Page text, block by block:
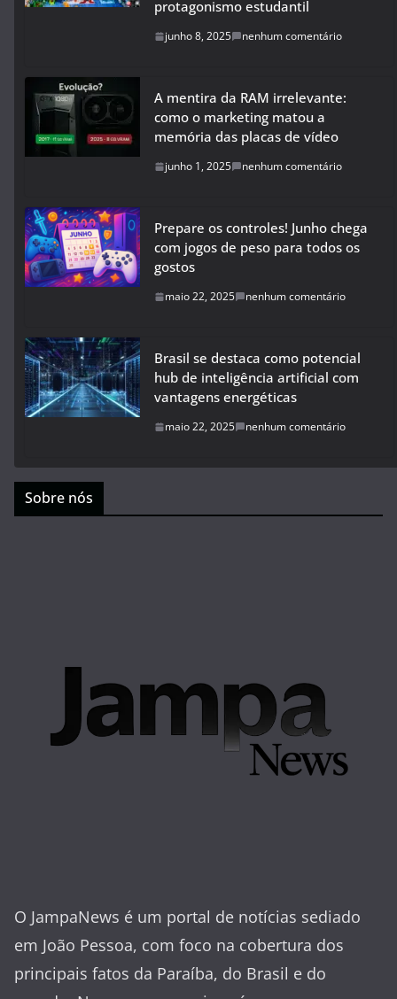
protagonismo estudantil
junho 8, 2025 nenhum comentário
A mentira da RAM irrelevante:
como o marketing matou a
memória das placas de vídeo
junho 1, 2025 nenhum comentário
Prepare os controles! Junho chega
com jogos de peso para todos os
gostos
maio 22, 2025 nenhum comentário
Brasil se destaca como potencial
hub de inteligência artificial com
vantagens energéticas
maio 22, 2025 nenhum comentário
Sobre nós
O JampaNews é um portal de notícias sediado
em João Pessoa, com foco na cobertura dos
principais fatos da Paraíba, do Brasil e do